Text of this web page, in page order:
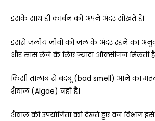
इसके साथ ही कार्बन को अपने अंदर सोखते हैं।
इससे जलीय जीवो को जल के अंदर रहने का
और सांस लेने के लिए ज़्यादा ऑक्सीजन मिलती
किसी तालाब से बदबू (bad smell) आने का
शैवाल (Algae) नहीं है।
शैवाल की उपयोगिता को देखते हुए वन विभाग